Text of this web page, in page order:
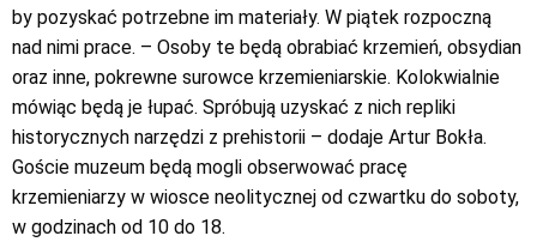
by pozyskać potrzebne im materiały. W piątek rozpoczną
nad nimi prace. – Osoby te będą obrabiać krzemień, obsydian
oraz inne, pokrewne surowce krzemieniarskie. Kolokwialnie
mówiąc będą je łupać. Spróbują uzyskać z nich repliki
historycznych narzędzi z prehistorii – dodaje Artur Bokła.
Goście muzeum będą mogli obserwować pracę
krzemieniarzy w wiosce neolitycznej od czwartku do soboty,
w godzinach od 10 do 18.